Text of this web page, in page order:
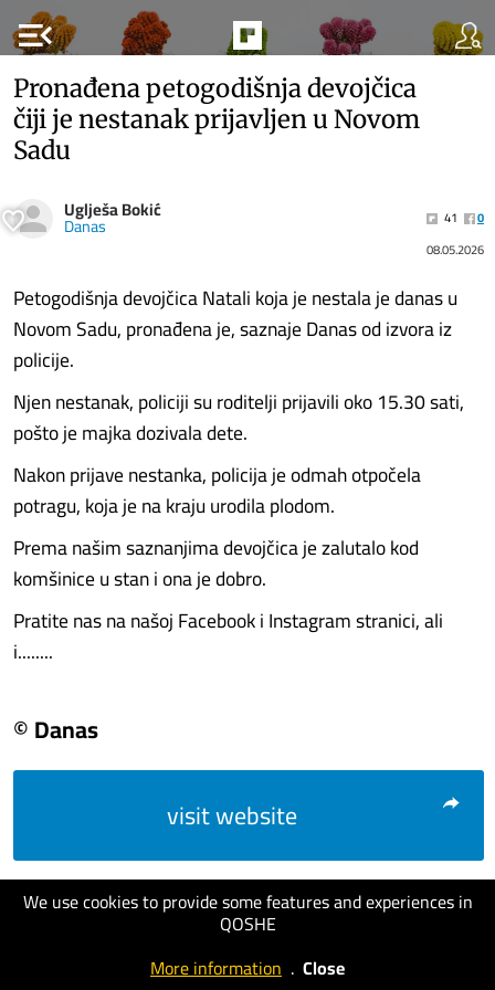
menu_open
We use cookies to provide some features and experiences in
QOSHE
More information . Close
Pronađena petogodišnja devojčica
čiji je nestanak prijavljen u Novom
Sadu
Uglješa Bokić
Danas 41
0
08.05.2026
Petogodišnja devojčica Natali koja je nestala je danas u
Novom Sadu, pronađena je, saznaje Danas od izvora iz
policije.
Njen nestanak, policiji su roditelji prijavili oko 15.30 sati,
pošto je majka dozivala dete.
Nakon prijave nestanka, policija je odmah otpočela
potragu, koja je na kraju urodila plodom.
Prema našim saznanjima devojčica je zalutalo kod
komšinice u stan i ona je dobro.
Pratite nas na našoj Facebook i Instagram stranici, ali
i........
© Danas
visit website